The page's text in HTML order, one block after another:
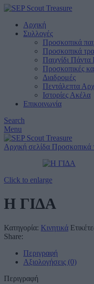
Αρχική
Συλλογές
Προσκοπικά
Προσκοπικά
Παιχνίδι
Προσκοπικές
Διαδρομές
Πεντάλεπτα
Ιστορίες Ακέλα
Επικοινωνία
Search
Menu
Αρχική σελίδα Προσκοπικά
Click to enlarge
Η ΓΙΔΑ
Κατηγορία: Κινητικά
Share:
Περιγραφή
Αξιολογήσεις (0)
Περιγραφή